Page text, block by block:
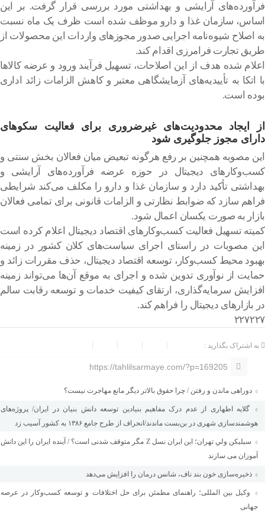
فرآورده‌های آرایشی و بهداشتی مورد بررسی قرار گرفت. بر این
اساس، سازمان غذا و دارو موظف شده است ظرف یک ماه نسبت
به اصلاح شیوه‌نامه اجرایی صدور مجوزهای واردات این محصولات از
طریق تجارت فرامرزی اقدام کند.
اعلام شده هدف از این اصلاحات، تسهیل فرآیند ورود و عرضه کالاها
با اتکا به تأییدیه‌های آزمایشگاهی معتبر و کاهش الزامات زائد اداری
بوده است.
از ایجاد محدودیت‌های غیرضروری برای فعالیت سکوهای
دارای مجوز جلوگیری شود
این مصوبه همچنین بر رفع هرگونه تبعیض میان فعالان بخش سنتی و
کسب‌وکارهای دیجیتال در حوزه عرضه فرآورده‌های آرایشی و
بهداشتی تأکید دارد و سازمان غذا و دارو را مکلف می‌کند شرایطی
فراهم سازد که ضوابط نظارتی و الزامات قانونی برای تمامی فعالان
بازار به صورت یکسان اعمال شود.
کمیته تسهیل فعالیت کسب‌وکارهای اقتصاد دیجیتال اعلام کرده است
این مصوبات در راستای اجرای سیاست‌های کلان کشور در زمینه
بهبود محیط کسب‌وکار، توسعه اقتصاد دیجیتال، حذف مقررات زائد و
حمایت از نوآوری تدوین شده و اجرای به موقع آن‌ها می‌تواند زمینه
افزایش سرمایه‌گذاری، ارتقای کیفیت خدمات و توسعه رقابت سالم
در بازارهای دیجیتال را فراهم کند.
۲۲۷۲۲۷
به اشتراک بگذارید :
https://tahlilsarmaye.com/?p=169205
دوراهی ماندن و رفتن / چرا حقوق بالاتر دیگر مانع مهاجرت نیست؟
گلایه اطهاری از عدم درک مفاهیم بنیادین توسعه دانش بنیان در ایران/ پروژه‌های
هوشمندسازی شهری در بن‌بست ماندند/انحراف از طرح جامع ۱۳۸۶ به کشور آسیب زد
سیلیکن ولیِ تهران؛ این ایران نسل Z مگر متوقف شدنی است؟ / آینده ایران را این دانش
آموزان می سازند
ذخیره‌سازی خون بند ناف، شانس درمان را افزایش می‌دهد
وکیل بین المللی؛ راهنمای مطمئن برای حل اختلافات و توسعه کسب‌وکار در عرصه
جهانی